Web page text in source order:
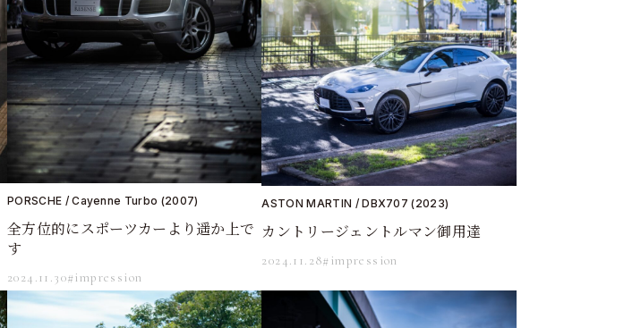
PORSCHE / Cayenne Turbo (2007)
全方位的にスポーツカーより遥か上で
す
2024.11.30#impression
ASTON MARTIN / DBX707 (2023)
カントリージェントルマン御用達
2024.11.28#impression